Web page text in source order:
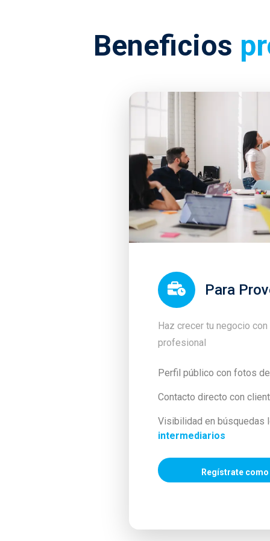
Beneficios
Para
Haz crecer tu negocio
profesional
Perfil público con fotos
Contacto directo con
Visibilidad en búsquedas
intermediarios
Regístrate